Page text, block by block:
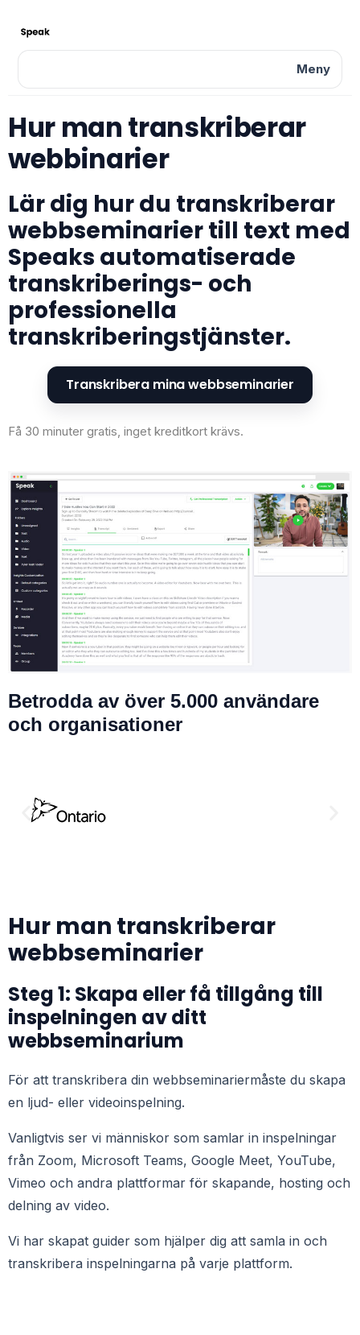
Meny
Hur man transkriberar
webbinarier
Lär dig hur du transkriberar
webbseminarier till text med
Speaks automatiserade
transkriberings- och
professionella
transkriberingstjänster.
Transkribera mina webbseminarier
Få 30 minuter gratis, inget kreditkort krävs.
Betrodda av över 5.000 användare
och organisationer
Hur man transkriberar
webbseminarier
Steg 1: Skapa eller få tillgång till
inspelningen av ditt
webbseminarium
För att transkribera din webbseminariermåste du skapa
en ljud- eller videoinspelning.
Vanligtvis ser vi människor som samlar in inspelningar
från Zoom, Microsoft Teams, Google Meet, YouTube,
Vimeo och andra plattformar för skapande, hosting och
delning av video.
Vi har skapat guider som hjälper dig att samla in och
transkribera inspelningarna på varje plattform.